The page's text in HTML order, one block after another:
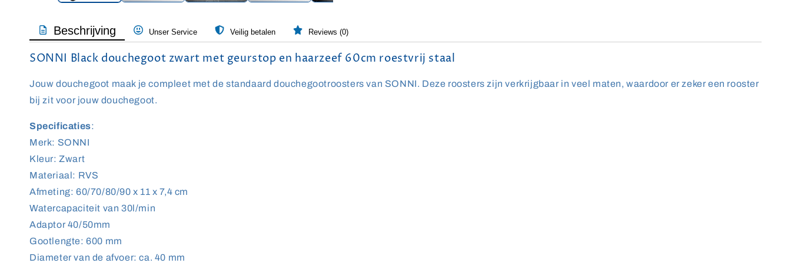
Beschrijving Unser Service Veilig betalen Reviews (0)
SONNI Black douchegoot zwart met geurstop en haarzeef 60cm roestvrij staal
Jouw douchegoot maak je compleet met de standaard douchegootroosters van SONNI. Deze roosters zijn verkrijgbaar in veel maten, waardoor er zeker een rooster
bij zit voor jouw douchegoot.
Specificaties:
Merk: SONNI
Kleur: Zwart
Materiaal: RVS
Afmeting: 60/70/80/90 x 11 x 7,4 cm
Watercapaciteit van 30l/min
Adaptor 40/50mm
Gootlengte: 600 mm
Diameter van de afvoer: ca. 40 mm